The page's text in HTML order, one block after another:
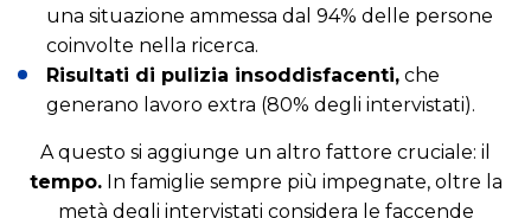
una situazione ammessa dal 94% delle persone
coinvolte nella ricerca.
Risultati di pulizia insoddisfacenti, che
generano lavoro extra (80% degli intervistati).
A questo si aggiunge un altro fattore cruciale: il
tempo.In famiglie sempre più impegnate, oltre la
metà degli intervistati considera le faccende